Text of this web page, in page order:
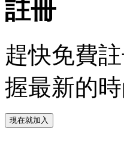
註冊
趕快免費
握最新的時
現在就加入